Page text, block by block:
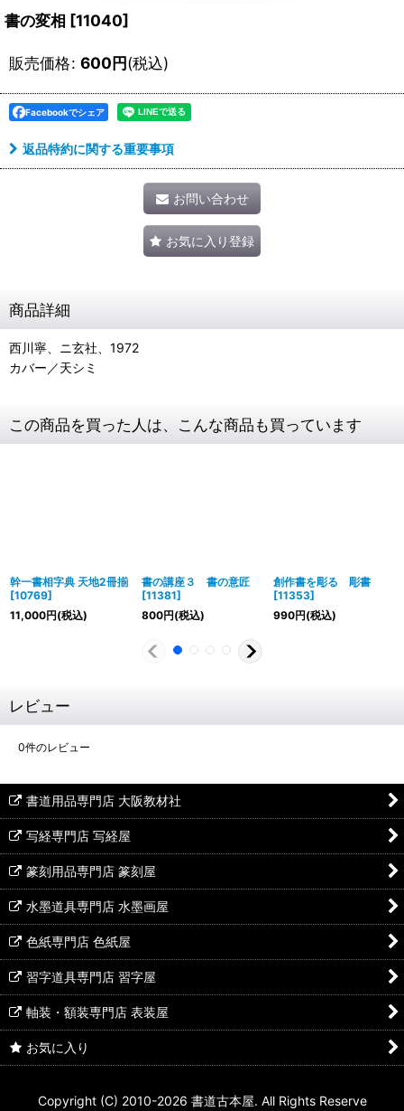
書の変相 [11040]
販売価格: 600円(税込)
Facebookでシェア
返品特約に関する重要事項
お問い合わせ
お気に入り登録
商品詳細
西川寧、ニ玄社、1972
カバー／天シミ
この商品を買った人は、こんな商品も買っています
幹一書相字典 天地2冊揃
[10769]
11,000円(税込)
書の講座３ 書の意匠
[11381]
800円(税込)
創作書を彫る 彫書
[11353]
990円(税込)
レビュー
0件のレビュー
書道用品専門店 大阪教材社
写経専門店 写経屋
篆刻用品専門店 篆刻屋
水墨道具専門店 水墨画屋
色紙専門店 色紙屋
習字道具専門店 習字屋
軸装・額装専門店 表装屋
お気に入り
Copyright (C) 2010-2026 書道古本屋. All Rights Reserve